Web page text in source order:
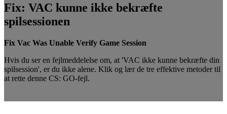
Fix: VAC kunne ikke bekræfte
spilsessionen
Fix Vac Was Unable Verify Game Session
Hvis du ser en fejlmeddelelse om, at 'VAC ikke kunne bekræfte din
spilsession', er du ikke alene. Klik og lær de tre effektive metoder til
at rette denne CS: GO-fejl.